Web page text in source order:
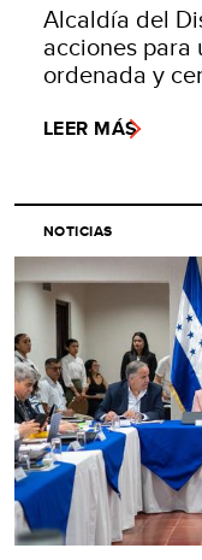
Alcaldía del
acciones para
ordenada y
LEER MÁS
NOTICIAS